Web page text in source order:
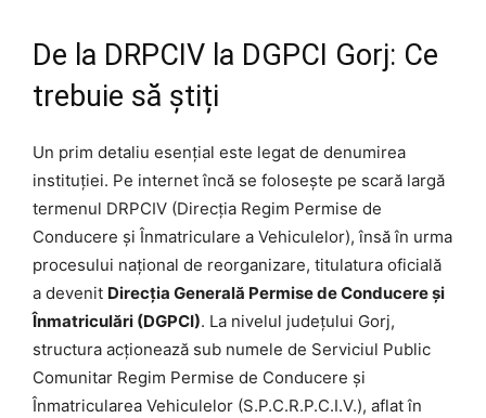
De la DRPCIV la DGPCI Gorj: Ce
trebuie să știți
Un prim detaliu esențial este legat de denumirea
instituției. Pe internet încă se folosește pe scară largă
termenul DRPCIV (Direcția Regim Permise de
Conducere și Înmatriculare a Vehiculelor), însă în urma
procesului național de reorganizare, titulatura oficială
a devenit Direcția Generală Permise de Conducere și
Înmatriculări (DGPCI). La nivelul județului Gorj,
structura acționează sub numele de Serviciul Public
Comunitar Regim Permise de Conducere și
Înmatricularea Vehiculelor (S.P.C.R.P.C.I.V.), aflat în